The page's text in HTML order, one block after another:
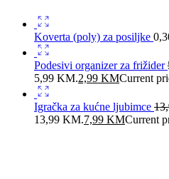
Koverta (poly) za posiljke
Podesivi organizer za frižider
5,99 KM.2,99 KMCurrent
Igračka za kućne ljubimce
13,99 KM.7,99 KMCurrent